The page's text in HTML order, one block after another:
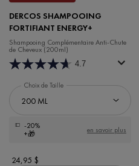
DERCOS SHAMPOOING
FORTIFIANT ENERGY+
Shampooing Complémentaire Anti-Chute
de Cheveux (200ml)
4.7
Choix de Taille
-20%
+🎁
en savoir plus
24,95 $